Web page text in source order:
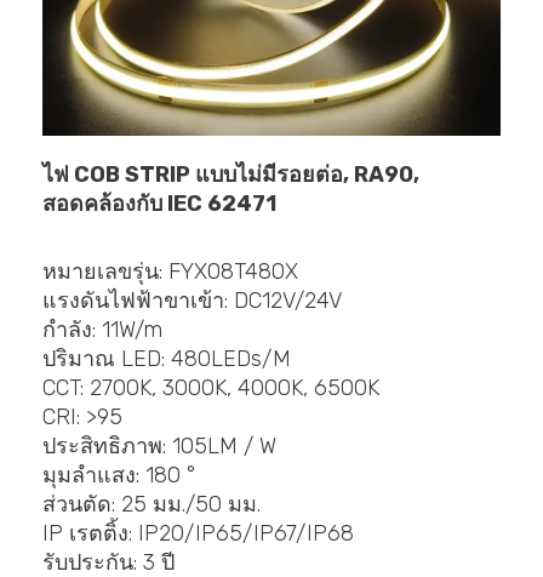
ไฟ COB STRIP แบบไม่มีรอยต่อ, RA90,
สอดคล้องกับ IEC 62471
หมายเลขรุ่น: FYX08T480X
แรงดันไฟฟ้าขาเข้า: DC12V/24V
กำลัง: 11W/m
ปริมาณ LED: 480LEDs/M
CCT: 2700K, 3000K, 4000K, 6500K
CRI: >95
ประสิทธิภาพ: 105LM / W
มุมลำแสง: 180 °
ส่วนตัด: 25 มม./50 มม.
IP เรตติ้ง: IP20/IP65/IP67/IP68
รับประกัน: 3 ปี